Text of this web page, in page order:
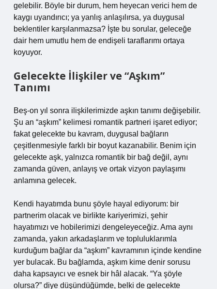
gelebilir. Böyle bir durum, hem heyecan verici hem de
kaygı uyandırıcı; ya yanlış anlaşılırsa, ya duygusal
beklentiler karşılanmazsa? İşte bu sorular, geleceğe
dair hem umutlu hem de endişeli taraflarımı ortaya
koyuyor.
Gelecekte İlişkiler ve “Aşkım”
Tanımı
Beş-on yıl sonra ilişkilerimizde aşkın tanımı değişebilir.
Şu an “aşkım” kelimesi romantik partneri işaret ediyor;
fakat gelecekte bu kavram, duygusal bağların
çeşitlenmesiyle farklı bir boyut kazanabilir. Benim için
gelecekte aşk, yalnızca romantik bir bağ değil, aynı
zamanda güven, anlayış ve ortak vizyon paylaşımı
anlamına gelecek.
Kendi hayatımda bunu şöyle hayal ediyorum: bir
partnerim olacak ve birlikte kariyerimizi, şehir
hayatımızı ve hobilerimizi dengeleyeceğiz. Ama aynı
zamanda, yakın arkadaşlarım ve topluluklarımla
kurduğum bağlar da “aşkım” kavramının içinde kendine
yer bulacak. Bu bağlamda, aşkım kime denir sorusu
daha kapsayıcı ve esnek bir hâl alacak. “Ya şöyle
olursa?” diye düşündüğümde, belki de gelecekte